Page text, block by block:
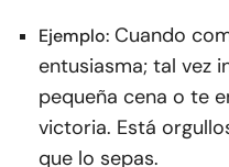
Ejemplo: Cuando
entusiasma; tal vez
pequeña cena o te
victoria. Está
que lo sepas.